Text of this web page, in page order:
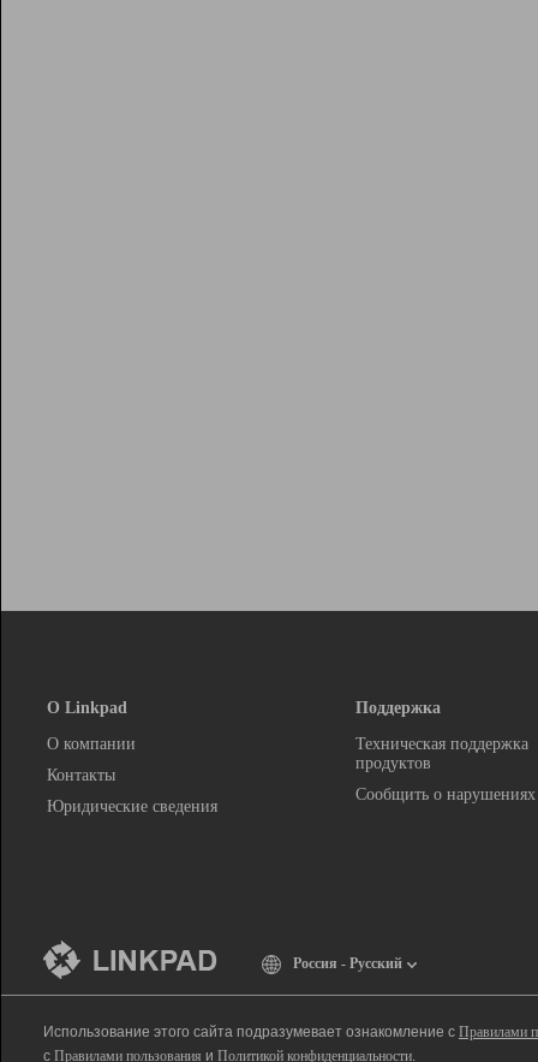
О Linkpad
О компании
Контакты
Юридические сведения
Поддержка
Техническая поддержка
продуктов
Сообщить о нарушениях
Россия - Русский
Использование этого сайта подразумевает ознакомление с Правилами
с Правилами пользования и Политикой конфиденциальности.